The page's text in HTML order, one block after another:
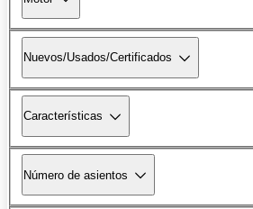
Nuevos/Usados/Certificados
Características
Número de asientos